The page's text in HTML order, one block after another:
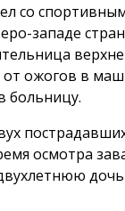
со
западе
от ожогов в
больницу.
осмотра